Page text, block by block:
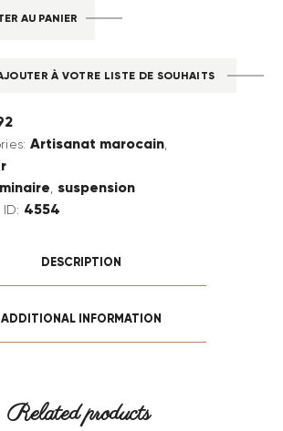
AU PANIER
À VOTRE LISTE DE SOUHAITS
Artisanat marocain,
, suspension
4554
DESCRIPTION
ADDITIONAL INFORMATION
Related products